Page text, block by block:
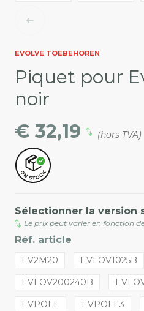
EVOLVE TOEBEHOREN
Piquet pour
noir
€ 32,19
(hors TVA)
Sélectionner la version
Le prix peut varier en fonction
Réf. article
EV2M20 EVLOV1025B
EVLOV200240B
EVPOLE
EVPOLE3